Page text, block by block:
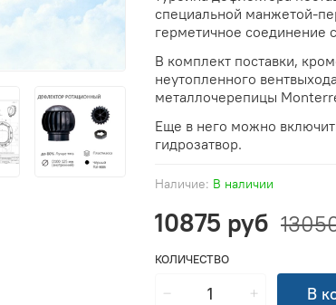
Наличие: В наличии
10875 руб
КОЛИЧЕСТВО
В
специальной манжетой-
герметичное соединение
В комплект поставки,
неутопленного
металлочерепицы
Еще в него можно
гидрозатвор.